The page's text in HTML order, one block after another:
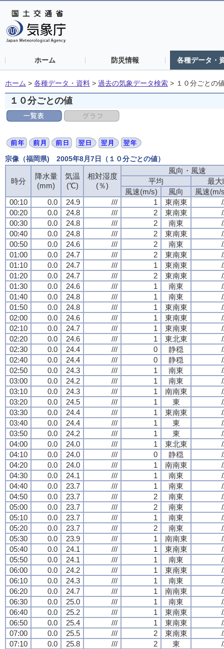
ホーム 防災情報 各種データ・
ホーム > 各種データ・資料 > 過去の気象データ検索 > １０分ごとの
１０分ごとの値
宗像（福岡県) 2005年8月7日（１０分ごとの値）
時分
降水量
(mm)
気温
(℃)
相対湿度
(％)
風向・風速
平均
最大
風速(m/s)
風向
風速(m/
00:10
0.0 24.9 /// 1 東南東
00:20
0.0 24.8 /// 2 東南東
00:30
0.0 24.8 /// 2 南東
00:40
0.0 24.8 /// 2 東南東
00:50
0.0 24.6 /// 2 南東
01:00
0.0 24.7 /// 2 東南東
01:10
0.0 24.7 /// 1 東南東
01:20
0.0 24.7 /// 2 東南東
01:30
0.0 24.6 /// 1 南東
01:40
0.0 24.8 /// 1 南東
01:50
0.0 24.8 /// 1 東南東
02:00
0.0 24.6 /// 1 東南東
02:10
0.0 24.7 /// 1 東南東
02:20
0.0 24.6 /// 1 東北東
02:30
0.0 24.4 /// 0 静穏
02:40
0.0 24.4 /// 0 静穏
02:50
0.0 24.3 /// 1 南東
03:00
0.0 24.2 /// 1 南東
03:10
0.0 24.3 /// 1 南南東
03:20
0.0 24.5 /// 1 東
03:30
0.0 24.4 /// 1 東南東
03:40
0.0 24.4 /// 1 東
03:50
0.0 24.2 /// 1 東
04:00
0.0 24.0 /// 1 東北東
04:10
0.0 24.0 /// 0 静穏
04:20
0.0 24.0 /// 1 南南東
04:30
0.0 24.1 /// 1 南東
04:40
0.0 23.7 /// 1 南東
04:50
0.0 23.7 /// 2 南東
05:00
0.0 23.7 /// 2 南東
05:10
0.0 23.7 /// 1 南東
05:20
0.0 23.7 /// 2 南東
05:30
0.0 23.9 /// 1 南南東
05:40
0.0 24.1 /// 1 東南東
05:50
0.0 24.1 /// 1 南東
06:00
0.0 24.2 /// 1 東南東
06:10
0.0 24.3 /// 1 南東
06:20
0.0 24.7 /// 1 南南東
06:30
0.0 25.0 /// 1 南東
06:40
0.0 25.2 /// 1 東南東
06:50
0.0 25.4 /// 1 東南東
07:00
0.0 25.5 /// 2 東南東
07:10
0.0 25.8 /// 2 東